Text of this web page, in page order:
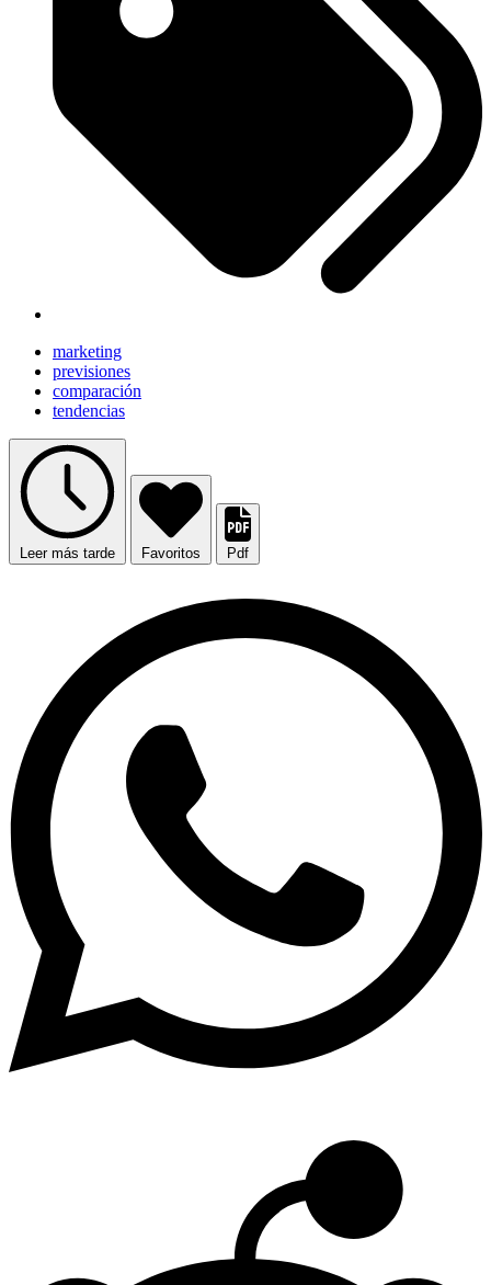
marketing
previsiones
comparación
tendencias
Leer más tarde Favoritos Pdf